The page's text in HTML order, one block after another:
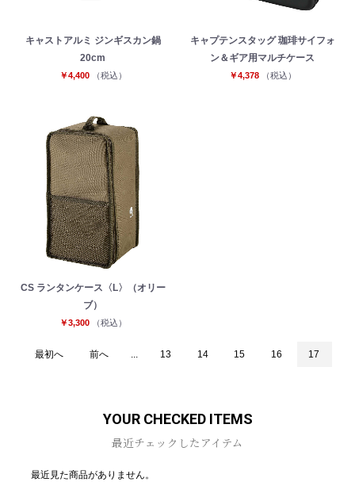
キャストアルミ ジンギスカン鍋
20cm
￥4,400 （税込）
キャプテンスタッグ 珈琲サイフォ
ン＆ギア用マルチケース
￥4,378 （税込）
CS ランタンケース〈L〉（オリー
ブ）
￥3,300 （税込）
カートへ進む
最初へ 前へ 13 14 15 16 17
YOUR CHECKED ITEMS
最近チェックしたアイテム
最近見た商品がありません。